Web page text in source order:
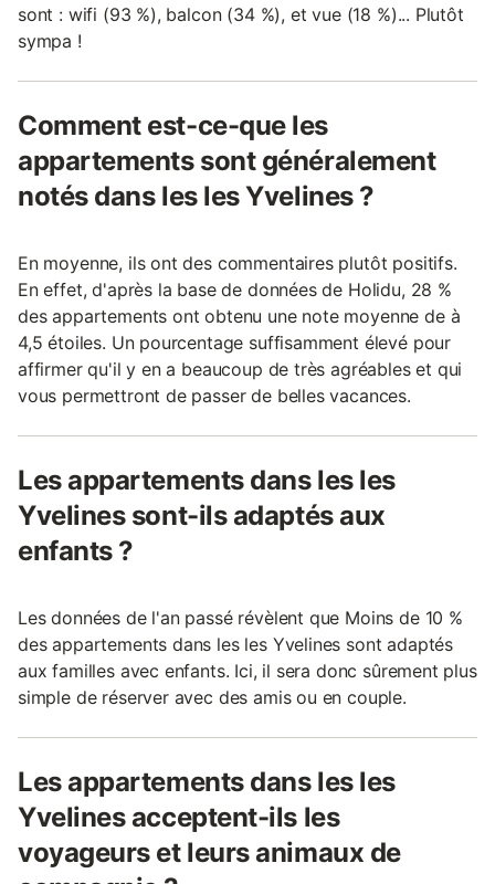
sont : wifi (93 %), balcon (34 %), et vue (18 %)... Plutôt
sympa !
Comment est-ce-que les
appartements sont généralement
notés dans les les Yvelines ?
En moyenne, ils ont des commentaires plutôt positifs.
En effet, d'après la base de données de Holidu, 28 %
des appartements ont obtenu une note moyenne de à
4,5 étoiles. Un pourcentage suffisamment élevé pour
affirmer qu'il y en a beaucoup de très agréables et qui
vous permettront de passer de belles vacances.
Les appartements dans les les
Yvelines sont-ils adaptés aux
enfants ?
Les données de l'an passé révèlent que Moins de 10 %
des appartements dans les les Yvelines sont adaptés
aux familles avec enfants. Ici, il sera donc sûrement plus
simple de réserver avec des amis ou en couple.
Les appartements dans les les
Yvelines acceptent-ils les
voyageurs et leurs animaux de